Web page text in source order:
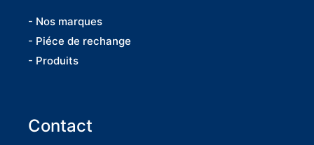
- Nos marques
- Piéce de rechange
- Produits
Contact